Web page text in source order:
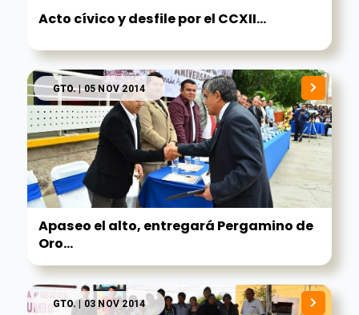
Acto cívico y desfile por el CCXII...
GTO.| 05 NOV 2014
Apaseo el alto, entregará Pergamino de
Oro...
GTO.| 03 NOV 2014